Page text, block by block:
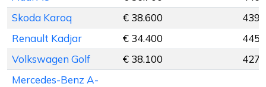
Skoda Karoq
€ 38.600
439
Renault Kadjar
€ 34.400
445
Volkswagen Golf
€ 38.100
427
Mercedes-Benz A-